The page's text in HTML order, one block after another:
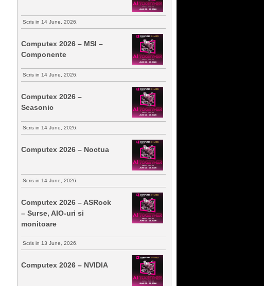
Scris in 14 June, 2026.
Computex 2026 – MSI –
Componente
Scris in 14 June, 2026.
Computex 2026 –
Seasonic
Scris in 14 June, 2026.
Computex 2026 – Noctua
Scris in 14 June, 2026.
Computex 2026 – ASRock
– Surse, AIO-uri si
monitoare
Scris in 13 June, 2026.
Computex 2026 – NVIDIA